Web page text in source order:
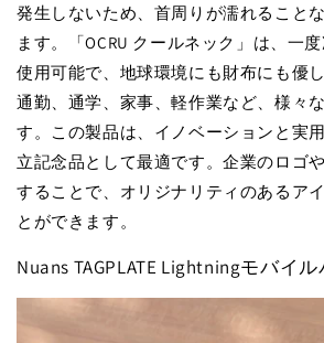
発生しないため、首周りが濡れること
ます。「OCRU クールネック」は、一
使用可能で、地球環境にも財布にも優
通勤、通学、家事、軽作業など、様々
す。この製品は、イノベーションと実
立記念品として最適です。企業のロゴ
することで、オリジナリティのあるア
とができます。
Nuans TAGPLATE Lightningモバイ